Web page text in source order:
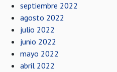
septiembre 2022
agosto 2022
julio 2022
junio 2022
mayo 2022
abril 2022